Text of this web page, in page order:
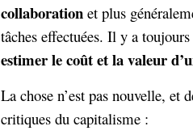
collaboration et plus
tâches effectuées. Il y a
estimer le coût et la valeur
La chose n’est pas nouvelle, et
critiques du capitalisme :